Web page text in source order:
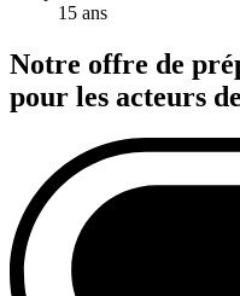
15 ans
Notre offre de
pour les acteurs